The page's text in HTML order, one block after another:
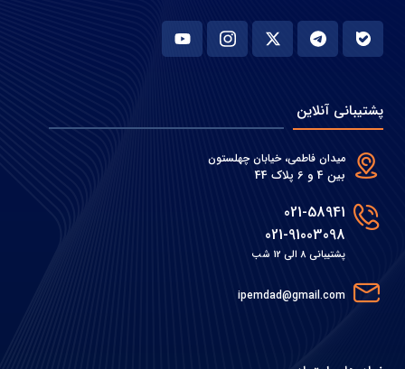
پشتیبانی آنلاین
میدان فاطمی، خیابان چهلستون
بین 4 و 6 پلاک 44
021-58941
021-91003098
پشتیبانی 8 الی 12 شب
ipemdad@gmail.com